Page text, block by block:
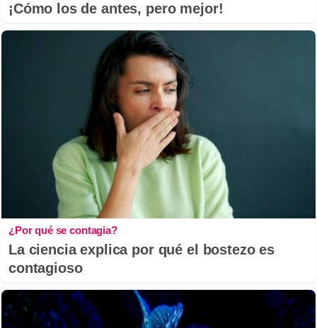
¡Cómo los de antes, pero mejor!
¿Por qué se contagia?
La ciencia explica por qué el bostezo es
contagioso